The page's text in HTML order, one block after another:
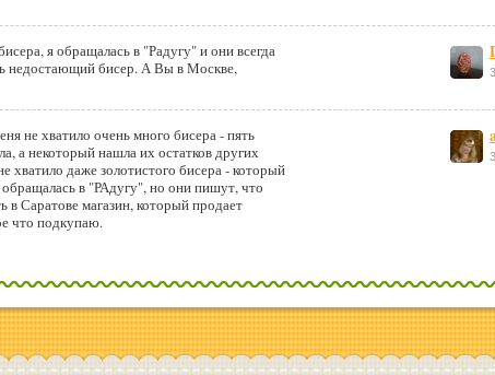
я обращалась в "Радугу" и они всегда
недостающий бисер. А Вы в Москве,
не хватило очень много бисера - пять
нашла их остатков других
хватило даже золотистого бисера - который
в "РАдугу", но они пишут, что
магазин, который продает
что подкупаю.